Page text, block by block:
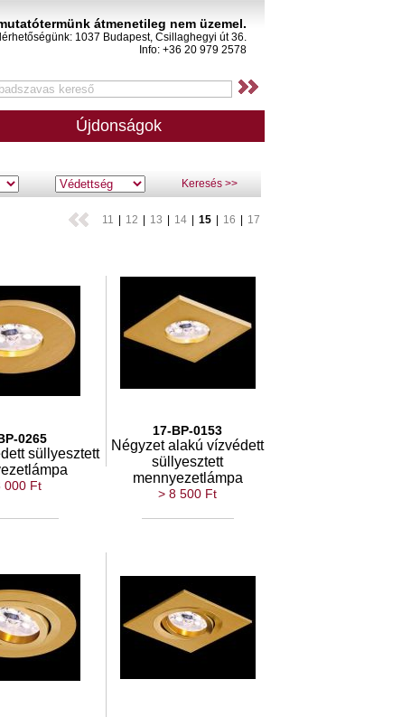
átmenetileg nem üzemel.
1037 Budapest, Csillaghegyi út 36.
Info: +36 20 979 2578
Újdonságok
Keresés >>
11 12 13 14 15 16 17
0265
süllyesztett
000 Ft
17-BP-0153
Négyzet alakú vízvédett
süllyesztett
mennyezetlámpa
> 8 500 Ft